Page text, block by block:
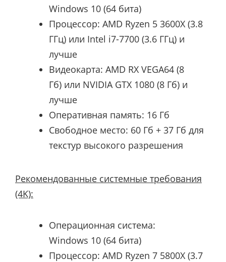
Windows 10 (64 бита)
Процессор: AMD Ryzen 5 3600X (3.8
ГГц) или Intel i7-7700 (3.6 ГГц) и
лучше
Видеокарта: AMD RX VEGA64 (8
Гб) или NVIDIA GTX 1080 (8 Гб) и
лучше
Оперативная память: 16 Гб
Свободное место: 60 Гб + 37 Гб для
текстур высокого разрешения
Рекомендованные системные требования
(4K):
Операционная система:
Windows 10 (64 бита)
Процессор: AMD Ryzen 7 5800X (3.7